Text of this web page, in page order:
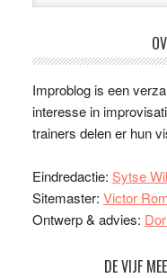
Improblog is een
interesse in
trainers delen er hun
Eindredactie: Sytse
Sitemaster: Victor
Ontwerp & advies:
DE VIJF